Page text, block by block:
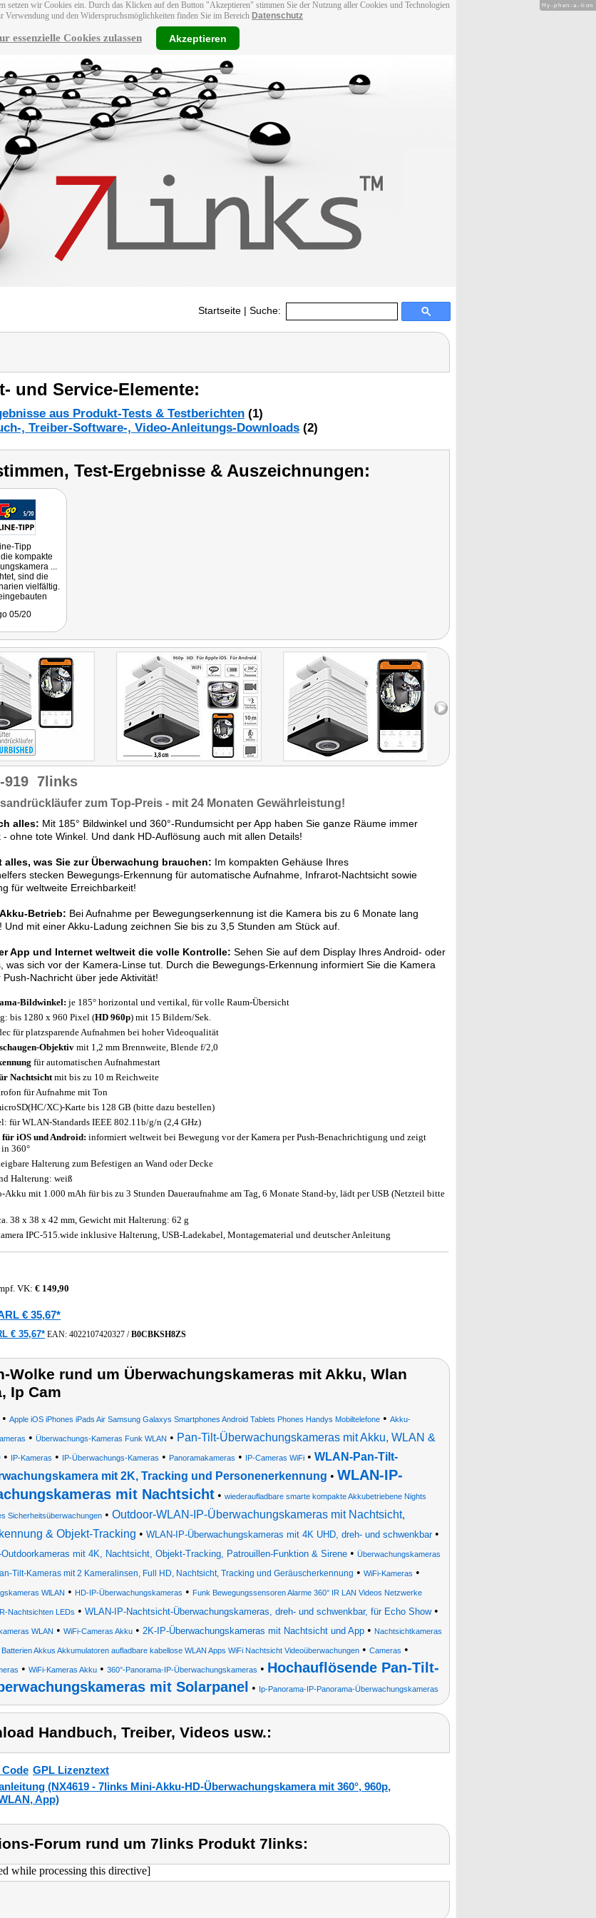
setzen wir Cookies ein. Durch das Klicken auf den Button "Akzeptieren" stimmen Sie der Nutzung aller Cookies und Technologien
Verwendung und den Widerspruchsmöglichkeiten finden Sie im Bereich Datenschutz
essenzielle Cookies zulassen Akzeptieren
Startseite | Suche:
und Service-Elemente:
aus Produkt-Tests & Testberichten (1)
, Treiber-Software-, Video-Anleitungs-Downloads (2)
Test-Ergebnisse & Auszeichnungen:
Tipp
die kompakte
...
sind die
vielfältig.
gut."
05/20
919 7links
zum Top-Preis - mit 24 Monaten Gewährleistung!
alles: Mit 185° Bildwinkel und 360°-Rundumsicht per App haben Sie ganze Räume immer
- ohne tote Winkel. Und dank HD-Auflösung auch mit allen Details!
alles, was Sie zur Überwachung brauchen: Im kompakten Gehäuse Ihres
stecken Bewegungs-Erkennung für automatische Aufnahme, Infrarot-Nachtsicht sowie
für weltweite Erreichbarkeit!
Betrieb: Bei Aufnahme per Bewegungserkennung ist die Kamera bis zu 6 Monate lang
Und mit einer Akku-Ladung zeichnen Sie bis zu 3,5 Stunden am Stück auf.
App und Internet weltweit die volle Kontrolle: Sehen Sie auf dem Display Ihres Android- oder
was sich vor der Kamera-Linse tut. Durch die Bewegungs-Erkennung informiert Sie die Kamera
Nachricht über jede Aktivität!
Bildwinkel: je 185° horizontal und vertikal, für volle Raum-Übersicht
bis 1280 x 960 Pixel (HD 960p) mit 15 Bildern/Sek.
für platzsparende Aufnahmen bei hoher Videoqualität
Objektiv mit 1,2 mm Brennweite, Blende f/2,0
für automatischen Aufnahmestart
Nachtsichtmit bis zu 10 m Reichweite
für Aufnahme mit Ton
XC)-Karte bis 128 GB (bitte dazu bestellen)
für WLAN-Standards IEEE 802.11b/g/n (2,4 GHz)
für iOS und Android: informiert weltweit bei Bewegung vor der Kamera per Push-Benachrichtigung und zeigt
360°
Halterung zum Befestigen an Wand oder Decke
Halterung: weiß
Akku mit 1.000 mAh für bis zu 3 Stunden Daueraufnahme am Tag, 6 Monate Stand-by, lädt per USB (Netzteil bitte
38 x 38 x 42 mm, Gewicht mit Halterung: 62 g
IPC-515.wide inklusive Halterung, USB-Ladekabel, Montagematerial und deutscher Anleitung
VK: € 149,90
€ 35,67*
€ 35,67* EAN: 4022107420327 /B0CBKSH8ZS
Wolke rund um Überwachungskameras mit Akku, Wlan
Ip Cam
• Apple iOS iPhones iPads Air Samsung Galaxys Smartphones Android Tablets Phones Handys Mobiltelefone• Akku-
• Überwachungs-Kameras Funk WLAN • Pan-Tilt-Überwachungskameras mit Akku, WLAN &
• IP-Kameras • IP-Überwachungs-Kameras • Panoramakameras • IP-Cameras WiFi • WLAN-Pan-Tilt-
mit 2K, Tracking und Personenerkennung • WLAN-IP-
mit Nachtsicht• wiederaufladbare smarte kompakte Akkubetriebene Nights
Sicherheitsüberwachungen • Outdoor-WLAN-IP-Überwachungskameras mit Nachtsicht,
& Objekt-Tracking • WLAN-IP-Überwachungskameras mit 4K UHD, dreh- und schwenkbar•
mit 4K, Nachtsicht, Objekt-Tracking, Patrouillen-Funktion & Sirene • Überwachungskameras
Tilt-Kameras mit 2 Kameralinsen, Full HD, Nachtsicht, Tracking und Geräuscherkennung • WiFi-Kameras •
WlLAN • HD-IP-Überwachungskameras • Funk Bewegungssensoren Alarme 360° IR LAN Videos Netzwerke
Nachtsichten LEDs • WLAN-IP-Nachtsicht-Überwachungskameras, dreh- und schwenkbar, für Echo Show•
WLAN • WiFi-Cameras Akku • 2K-IP-Überwachungskameras mit Nachtsicht und App • Nachtsichtkameras
Batterien Akkus Akkumulatoren aufladbare kabellose WLAN Apps WiFi Nachtsicht Videoüberwachungen • Cameras •
• WiFi-Kameras Akku• 360°-Panorama-IP-Überwachungskameras • Hochauflösende Pan-Tilt-
mit Solarpanel
• Ip-Panorama-IP-Panorama-Überwachungskameras
Handbuch, Treiber, Videos usw.:
GPL Lizenztext
(NX4619 - 7links Mini-Akku-HD-Überwachungskamera mit 360°, 960p,
App)
Forum rund um 7links Produkt 7links:
while processing this directive]
Hy-phen-a-tion